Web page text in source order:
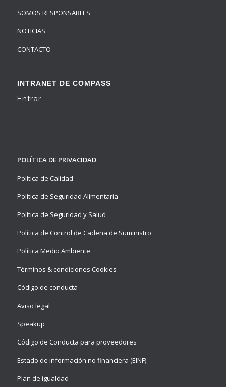
SOMOS RESPONSABLES
NOTICIAS
CONTACTO
INTRANET DE COMPASS
Entrar
POLÍTICA DE PRIVACIDAD
Política de Calidad
Política de Seguridad Alimentaria
Política de Seguridad y Salud
Política de Control de Cadena de Suministro
Política Medio Ambiente
Términos & condiciones Cookies
Código de conducta
Aviso legal
Speakup
Código de Conducta para proveedores
Estado de información no financiera (EINF)
Plan de igualdad